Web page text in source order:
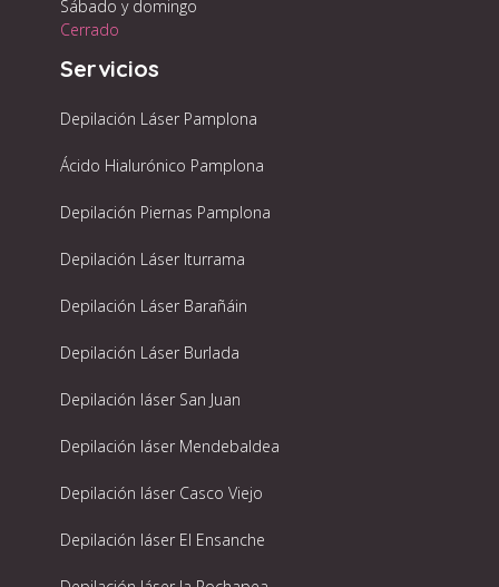
Sábado y domingo
Cerrado
Servicios
Depilación Láser Pamplona
Ácido Hialurónico Pamplona
Depilación Piernas Pamplona
Depilación Láser Iturrama
Depilación Láser Barañáin
Depilación Láser Burlada
Depilación láser San Juan
Depilación láser Mendebaldea
Depilación láser Casco Viejo
Depilación láser El Ensanche